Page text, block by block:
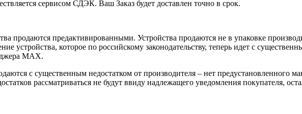
сервисом СДЭК. Ваш Заказ будет доставлен точно в срок.
продаются предактивированными. Устройства продаются не в упаковке
устройства, которое по российскому законодательству, теперь идет с
MAX.
с существенным недостатком от производителя – нет предустановленного
рассматриваться не будут ввиду надлежащего уведомления покупателя,